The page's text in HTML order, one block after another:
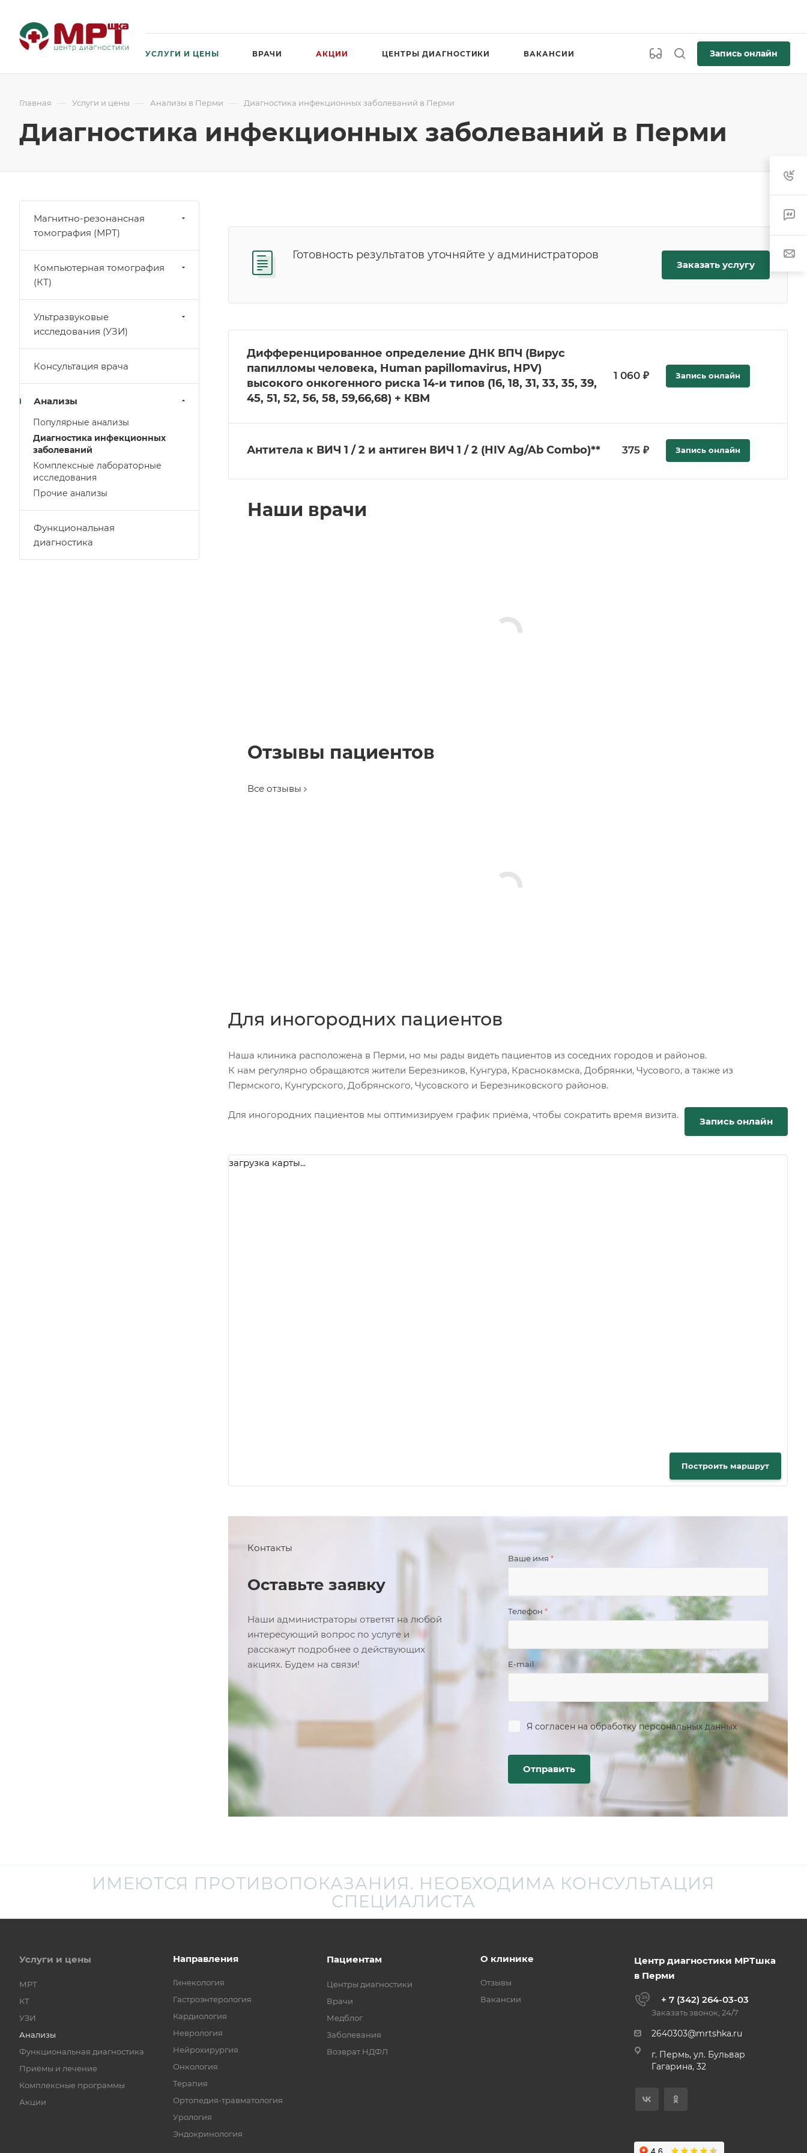
УСЛУГИ И ЦЕНЫ ВРАЧИ АКЦИИ ЦЕНТРЫ ДИАГНОСТИКИ ВАКАНСИИ Запись онлайн
Главная — Услуги и цены — Анализы в Перми — Диагностика инфекционных заболеваний в Перми
Диагностика инфекционных заболеваний в Перми
Готовность результатов уточняйте у администраторов
Заказать услугу
Дифференцированное определение ДНК ВПЧ (Вирус
папилломы человека, Human papillomavirus, HPV)
высокого онкогенного риска 14-и типов (16, 18, 31, 33, 35, 39,
45, 51, 52, 56, 58, 59,66,68) + КВМ
1 060 ₽ Запись онлайн
Антитела к ВИЧ 1 / 2 и антиген ВИЧ 1 / 2 (HIV Ag/Ab Combo)** 375 ₽ Запись онлайн
Наши врачи
Отзывы пациентов
Все отзывы
Для иногородних пациентов
Наша клиника расположена в Перми, но мы рады видеть пациентов из соседних городов и районов.
К нам регулярно обращаются жители Березников, Кунгура, Краснокамска, Добрянки, Чусового, а также из
Пермского, Кунгурского, Добрянского, Чусовского и Березниковского районов.
Для иногородних пациентов мы оптимизируем график приёма, чтобы сократить время визита.
Запись онлайн
загрузка карты...
Построить маршрут
Контакты
Оставьте заявку
Наши администраторы ответят на любой
интересующий вопрос по услуге и
расскажут подробнее о действующих
акциях. Будем на связи!
Ваше имя *
Телефон *
E-mail
Я согласен наобработку персональных данных
Магнитно-резонансная
томография (МРТ)
Компьютерная томография
(КТ)
Ультразвуковые
исследования (УЗИ)
Консультация врача
Анализы
Популярные анализы
Диагностика инфекционных
заболеваний
Комплексные лабораторные
исследования
Прочие анализы
Функциональная
диагностика
ИМЕЮТСЯ ПРОТИВОПОКАЗАНИЯ. НЕОБХОДИМА КОНСУЛЬТАЦИЯ
СПЕЦИАЛИСТА
Услуги и цены
МРТ
КТ
УЗИ
Анализы
Функциональная диагностика
Приёмы и лечение
Комплексные программы
Акции
Направления
Гинекология
Гастроэнтерология
Кардиология
Неврология
Нейрохирургия
Онкология
Терапия
Ортопедия-травматология
Урология
Эндокринология
Пациентам
Центры диагностики
Врачи
Медблог
Заболевания
Возврат НДФЛ
О клинике
Отзывы
Вакансии
Центр диагностики МРТшка
в Перми
+ 7 (342) 264-03-03
Заказать звонок, 24/7
2640303@mrtshka.ru
г. Пермь, ул. Бульвар
Гагарина, 32